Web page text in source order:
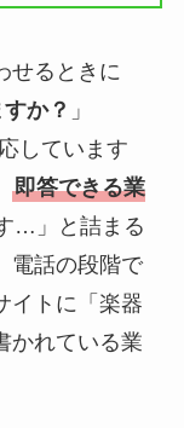
せるときに
か？ 」
しています
即答できる業
…」と詰まる
電話の段階で
イトに「楽器
かれている業